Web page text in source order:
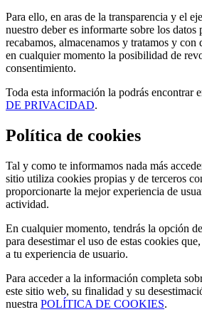
Para ello, en aras de la transparencia y el
nuestro deber es informarte sobre los datos
recabamos, almacenamos y tratamos y
en cualquier momento la posibilidad de
consentimiento.
Toda esta información la podrás encontrar
DE PRIVACIDAD.
Política de cookies
Tal y como te informamos nada más
sitio utiliza cookies propias y de terceros
proporcionarte la mejor experiencia de
actividad.
En cualquier momento, tendrás la opción
para desestimar el uso de estas cookies
a tu experiencia de usuario.
Para acceder a la información completa
este sitio web, su finalidad y su
nuestra POLÍTICA DE COOKIES.